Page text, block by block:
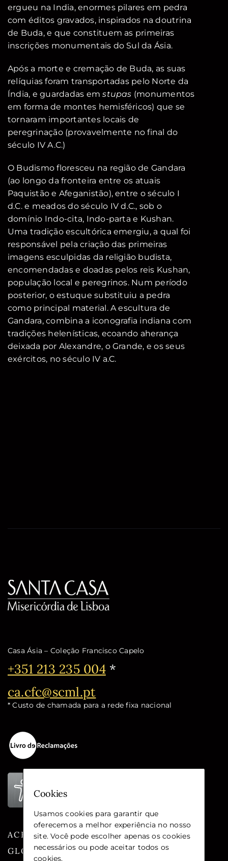
ergueu na India, enormes pilares em pedra
com éditos gravados, inspirados na doutrina
de Buda, e que constituem as primeiras
inscrições monumentais do Sul da Ásia.
Após a morte e cremação de Buda, as suas
relíquias foram transportadas pelo Norte da
Índia, e guardadas emstupas (monumentos
em forma de montes hemisféricos) que se
tornaram importantes locais de
peregrinação (provavelmente no final do
século IV A.C.)
O Budismo floresceu na região de Gandara
(ao longo da fronteira entre os atuais
Paquistão e Afeganistão), entre o século I
d.C. e meados do século IV d.C., sob o
domínio Indo-cita, Indo-parta e Kushan.
Uma tradição escultórica emergiu, a qual foi
responsável pela criação das primeiras
imagens esculpidas da religião budista,
encomendadas e doadas pelos reis Kushan,
população local e peregrinos. Num período
posterior, o estuque substituiu a pedra
como principal material. A escultura de
Gandara, combina a iconografia indiana com
tradições helenísticas, ecoando aherança
deixada por Alexandre, o Grande, e os seus
exércitos, no século IV a.C.
Casa Ásia – Coleção Francisco Capelo
Telefone:
+351 213 235 004*
Email:
ca.cfc@scml.pt
* Custo de chamada para a rede fixa nacional
ACESSIBILIDADE
GLOSSÁRIO
Cookies
Usamos cookies para garantir que
oferecemos a melhor experiência no nosso
site. Você pode escolher apenas os cookies
necessários ou pode aceitar todos os
cookies.